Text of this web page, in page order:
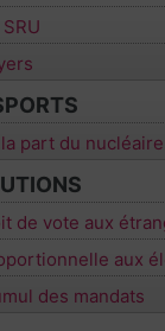
part du
de vote aux
aux
des mandats